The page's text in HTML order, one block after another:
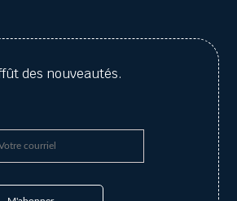
des nouveautés.